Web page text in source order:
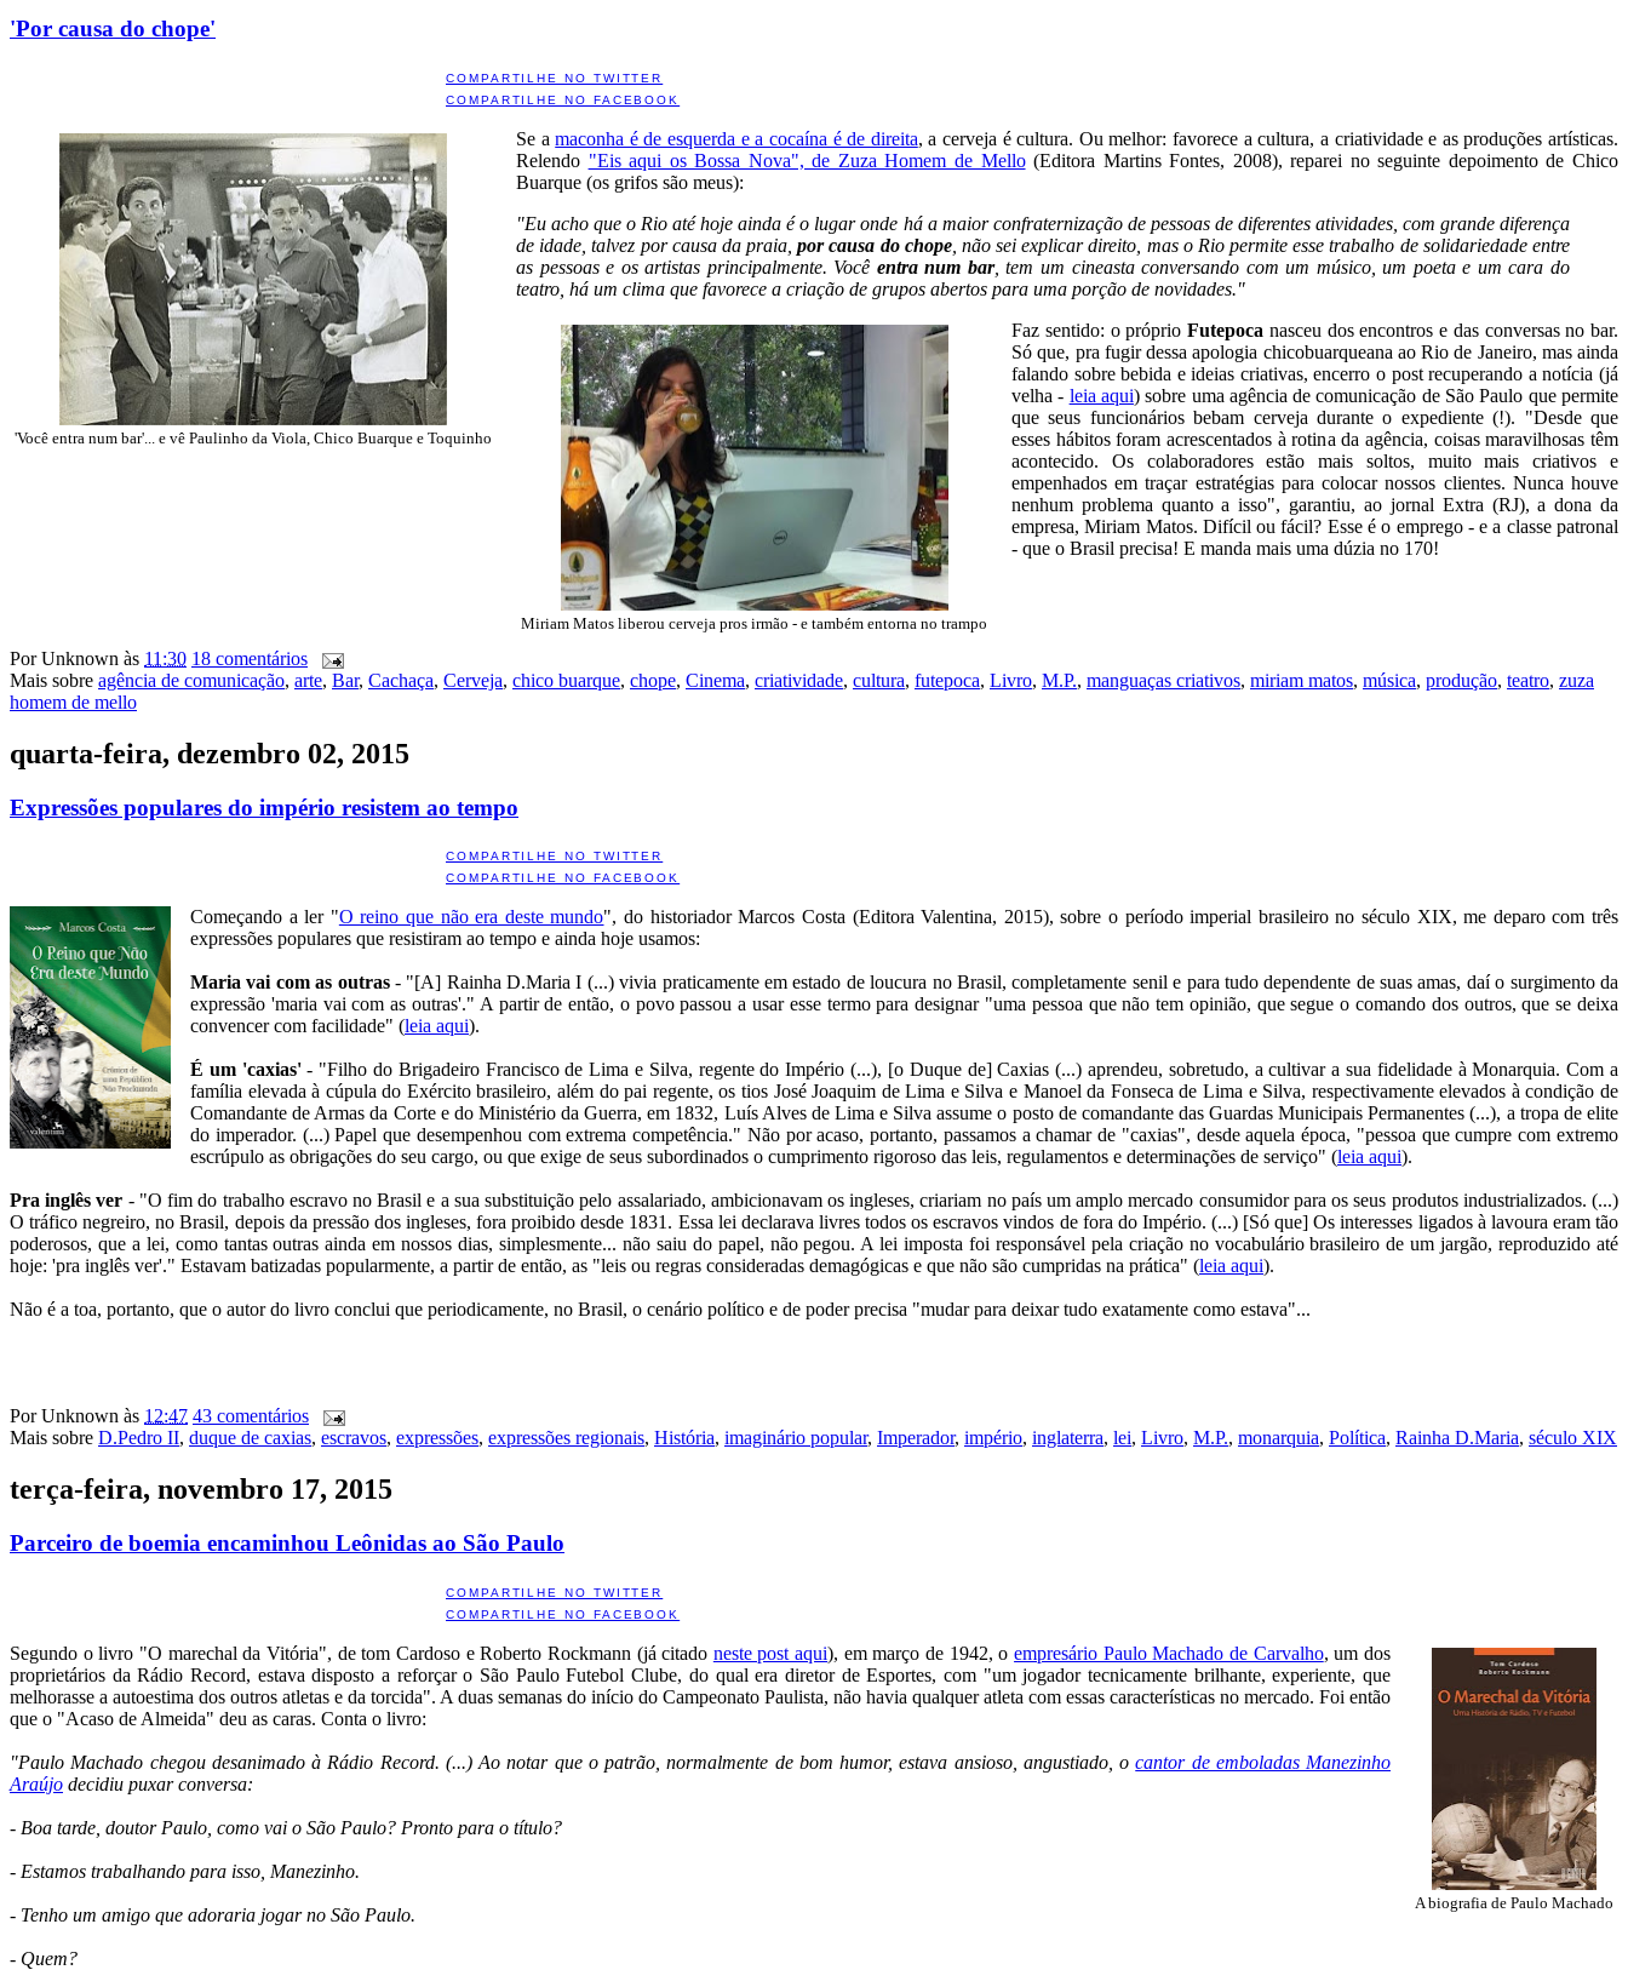
'Por causa do chope'
COMPARTILHE NO TWITTER
COMPARTILHE NO FACEBOOK
'Você entra num bar'... e vê Paulinho da Viola, Chico Buarque e Toquinho
Se amaconha é de esquerda e a cocaína é de direita, a cerveja é cultura. Ou melhor: favorece a cultura, a criatividade e as produções artísticas.
Relendo "Eis aqui os Bossa Nova", de Zuza Homem de Mello(Editora Martins Fontes, 2008), reparei no seguinte depoimento de Chico
Buarque (os grifos são meus):
"Eu acho que o Rio até hoje ainda é o lugar onde há a maior confraternização de pessoas de diferentes atividades, com grande diferença
de idade, talvez por causa da praia,por causa do chope, não sei explicar direito, mas o Rio permite esse trabalho de solidariedade entre
as pessoas e os artistas principalmente. Você entra num bar, tem um cineasta conversando com um músico, um poeta e um cara do
teatro, há um clima que favorece a criação de grupos abertos para uma porção de novidades."
Miriam Matos liberou cerveja pros irmão - e também entorna no trampo
Faz sentido: o próprio Futepoca nasceu dos encontros e das conversas no bar.
Só que, pra fugir dessa apologia chicobuarqueana ao Rio de Janeiro, mas ainda
falando sobre bebida e ideias criativas, encerro o post recuperando a notícia (já
velha - leia aqui) sobre uma agência de comunicação de São Paulo que permite
que seus funcionários bebam cerveja durante o expediente (!). "Desde que
esses hábitos foram acrescentados à rotina da agência, coisas maravilhosas têm
acontecido. Os colaboradores estão mais soltos, muito mais criativos e
empenhados em traçar estratégias para colocar nossos clientes. Nunca houve
nenhum problema quanto a isso", garantiu, ao jornal Extra (RJ), a dona da
empresa, Miriam Matos. Difícil ou fácil? Esse é o emprego - e a classe patronal
- que o Brasil precisa! E manda mais uma dúzia no 170!
PorUnknown às 11:30 18 comentários
Mais sobre agência de comunicação, arte, Bar, Cachaça, Cerveja, chico buarque, chope, Cinema, criatividade, cultura, futepoca, Livro, M.P., manguaças criativos, miriam matos, música, produção, teatro, zuza
homem de mello
quarta-feira, dezembro 02, 2015
Expressões populares do império resistem ao tempo
COMPARTILHE NO TWITTER
COMPARTILHE NO FACEBOOK
Começando a ler "O reino que não era deste mundo", do historiador Marcos Costa (Editora Valentina, 2015), sobre o período imperial brasileiro no século XIX, me deparo com três
expressões populares que resistiram ao tempo e ainda hoje usamos:
Maria vai com as outras- "[A] Rainha D.Maria I (...) vivia praticamente em estado de loucura no Brasil, completamente senil e para tudo dependente de suas amas, daí o surgimento da
expressão 'maria vai com as outras'." A partir de então, o povo passou a usar esse termo para designar "uma pessoa que não tem opinião, que segue o comando dos outros, que se deixa
convencer com facilidade" (leia aqui).
É um 'caxias'- "Filho do Brigadeiro Francisco de Lima e Silva, regente do Império (...), [o Duque de] Caxias (...) aprendeu, sobretudo, a cultivar a sua fidelidade à Monarquia. Com a
família elevada à cúpula do Exército brasileiro, além do pai regente, os tios José Joaquim de Lima e Silva e Manoel da Fonseca de Lima e Silva, respectivamente elevados à condição de
Comandante de Armas da Corte e do Ministério da Guerra, em 1832, Luís Alves de Lima e Silva assume o posto de comandante das Guardas Municipais Permanentes (...), a tropa de elite
do imperador. (...) Papel que desempenhou com extrema competência." Não por acaso, portanto, passamos a chamar de "caxias", desde aquela época, "pessoa que cumpre com extremo
escrúpulo as obrigações do seu cargo, ou que exige de seus subordinados o cumprimento rigoroso das leis, regulamentos e determinações de serviço" (leia aqui).
Pra inglês ver - "O fim do trabalho escravo no Brasil e a sua substituição pelo assalariado, ambicionavam os ingleses, criariam no país um amplo mercado consumidor para os seus produtos industrializados. (...)
O tráfico negreiro, no Brasil, depois da pressão dos ingleses, fora proibido desde 1831. Essa lei declarava livres todos os escravos vindos de fora do Império. (...) [Só que] Os interesses ligados à lavoura eram tão
poderosos, que a lei, como tantas outras ainda em nossos dias, simplesmente... não saiu do papel, não pegou. A lei imposta foi responsável pela criação no vocabulário brasileiro de um jargão, reproduzido até
hoje: 'pra inglês ver'." Estavam batizadas popularmente, a partir de então, as "leis ou regras consideradas demagógicas e que não são cumpridas na prática" (leia aqui).
Não é a toa, portanto, que o autor do livro conclui que periodicamente, no Brasil, o cenário político e de poder precisa "mudar para deixar tudo exatamente como estava"...
PorUnknown às 12:47 43 comentários
Mais sobre D.Pedro II, duque de caxias, escravos, expressões, expressões regionais, História, imaginário popular, Imperador, império, inglaterra, lei, Livro, M.P., monarquia, Política, Rainha D.Maria, século XIX
terça-feira, novembro 17, 2015
Parceiro de boemia encaminhou Leônidas ao São Paulo
COMPARTILHE NO TWITTER
COMPARTILHE NO FACEBOOK
A biografia de Paulo Machado
Segundo o livro "O marechal da Vitória", de tom Cardoso e Roberto Rockmann (já citado neste post aqui), em março de 1942, oempresário Paulo Machado de Carvalho, um dos
proprietários da Rádio Record, estava disposto a reforçar o São Paulo Futebol Clube, do qual era diretor de Esportes, com "um jogador tecnicamente brilhante, experiente, que
melhorasse a autoestima dos outros atletas e da torcida". A duas semanas do início do Campeonato Paulista, não havia qualquer atleta com essas características no mercado. Foi então
que o "Acaso de Almeida" deu as caras. Conta o livro:
"Paulo Machado chegou desanimado à Rádio Record. (...) Ao notar que o patrão, normalmente de bom humor, estava ansioso, angustiado, ocantor de emboladas Manezinho
Araújo decidiu puxar conversa:
- Boa tarde, doutor Paulo, como vai o São Paulo? Pronto para o título?
- Estamos trabalhando para isso, Manezinho.
- Tenho um amigo que adoraria jogar no São Paulo.
- Quem?